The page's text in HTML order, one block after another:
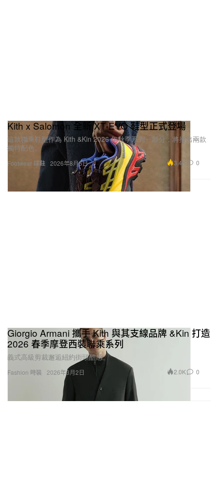
Footwear 球鞋
這款聯乘鞋型作為 Kith &Kin 2026 年秋季系列一部分，將推出兩款
獨特配色。
2026年8月5日
Fashion 時裝
2026 春季摩登西裝聯乘系列
義式高級剪裁邂逅紐約街頭酷感。
2026年3月2日